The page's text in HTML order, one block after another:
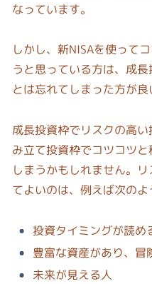
なっています。
しかし、新NISAを使って
うと思っている方は、成
とは忘れてしまった方が良
成長投資枠でリスクの高
み立て投資枠でコツコツ
しまうかもしれません。
てよいのは、例えば次のよ
投資タイミングが読め
豊富な資産があり、冒
未来が見える人